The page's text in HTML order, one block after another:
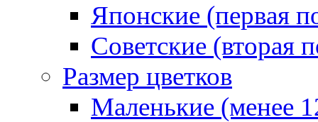
Японские (первая
Советские (вторая
Размер цветков
Маленькие (менее